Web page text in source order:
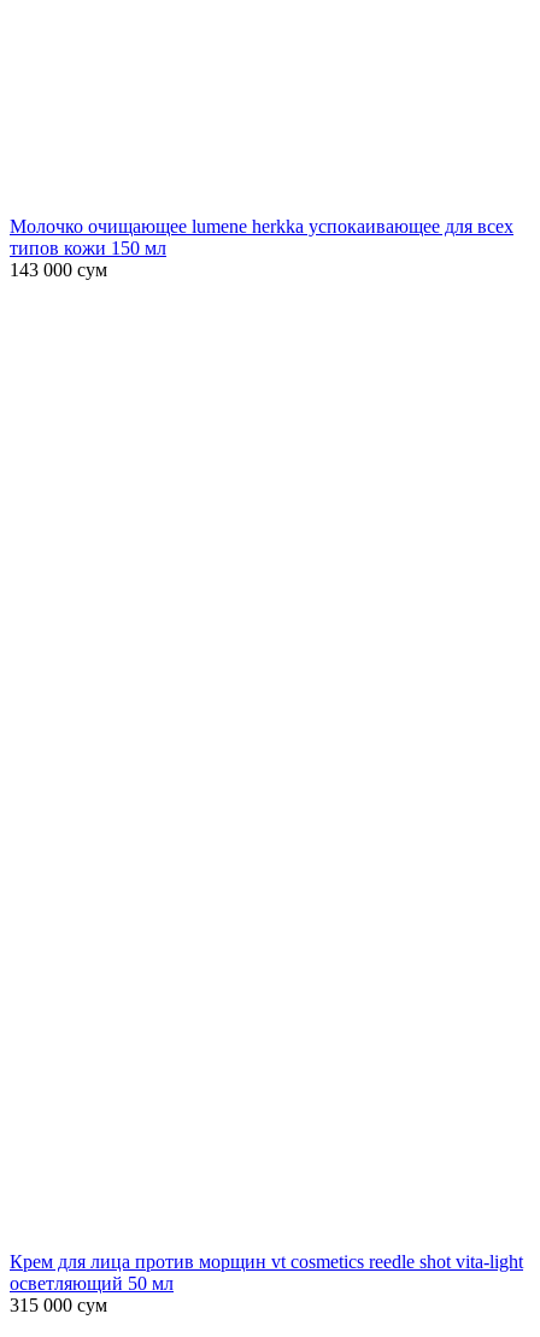
Молочко очищающее lumene herkka успокаивающее для всех
типов кожи 150 мл
143 000 сум
Крем для лица против морщин vt cosmetics reedle shot vita-light
осветляющий 50 мл
315 000 сум